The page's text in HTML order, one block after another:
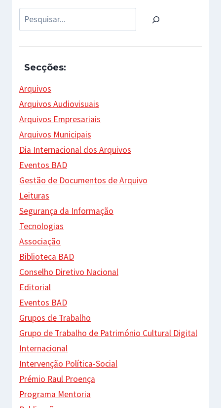
Pesquisar
Secções:
Arquivos
Arquivos Audiovisuais
Arquivos Empresariais
Arquivos Municipais
Dia Internacional dos Arquivos
Eventos BAD
Gestão de Documentos de Arquivo
Leituras
Segurança da Informação
Tecnologias
Associação
Biblioteca BAD
Conselho Diretivo Nacional
Editorial
Eventos BAD
Grupos de Trabalho
Grupo de Trabalho de Património Cultural Digital
Internacional
Intervenção Política-Social
Prémio Raul Proença
Programa Mentoria